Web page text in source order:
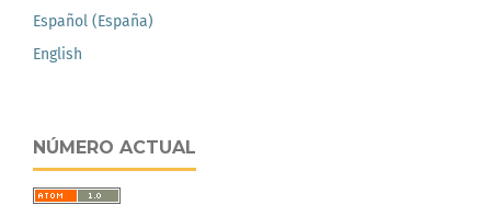
Español (España)
English
NÚMERO ACTUAL